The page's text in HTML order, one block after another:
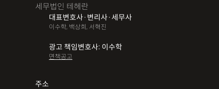
세무법인 테헤란
대표변호사·변리사·세무사
이수학, 백상희, 서혁진
광고 책임변호사: 이수학
면책공고
주소